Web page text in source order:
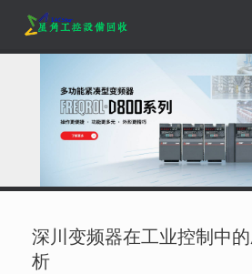
content
深川变频器在工业控制中
析